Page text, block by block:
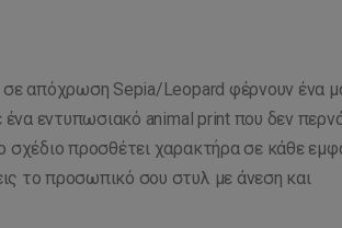
σε απόχρωση Sepia/Leopard φέρνουν ένα
εντυπωσιακό animal print που δεν
σχέδιο προσθέτει χαρακτήρα σε κάθε
το προσωπικό σου στυλ με άνεση και